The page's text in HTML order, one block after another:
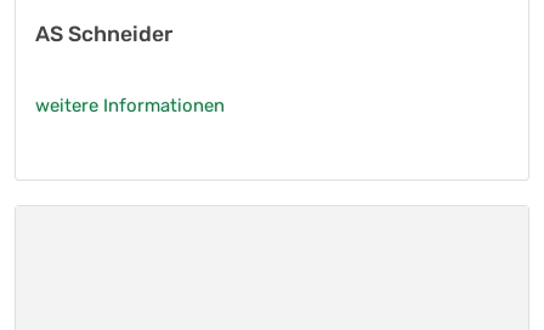
AS Schneider
weitere Informationen